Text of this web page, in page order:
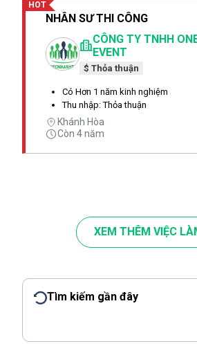
NHÂN SƯ THI CÔNG
CÔNG TY TNHH
EVENT
$ Thỏa thuận
Có Hơn 1 năm kinh nghiệm
Thu nhập: Thỏa thuận
Khánh Hòa
Còn 4 năm
HOT
XEM THÊM VIỆC
Tìm kiếm gần đây